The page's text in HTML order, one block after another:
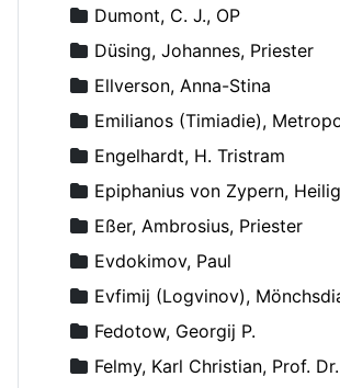
Dumont, C. J., OP
Düsing, Johannes, Priester
Ellverson, Anna-Stina
Emilianos (Timiadie),
Engelhardt, H. Tristram
Epiphanius von Zypern,
Eßer, Ambrosius, Priester
Evdokimov, Paul
Evfimij (Logvinov),
Fedotow, Georgij P.
Felmy, Karl Christian, Prof. Dr.